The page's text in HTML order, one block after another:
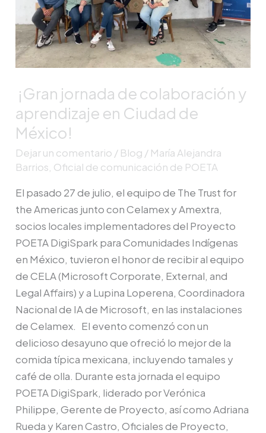
¡Gran jornada de colaboración y
aprendizaje en Ciudad de
México!
Dejar un comentario / Blog / María Alejandra
Barrios, Oficial de comunicación de POETA
El pasado 27 de julio, el equipo de The Trust for
the Americas junto con Celamex y Amextra,
socios locales implementadores del Proyecto
POETA DigiSpark para Comunidades Indígenas
en México, tuvieron el honor de recibir al equipo
de CELA (Microsoft Corporate, External, and
Legal Affairs) y a Lupina Loperena, Coordinadora
Nacional de IA de Microsoft, en las instalaciones
de Celamex. El evento comenzó con un
delicioso desayuno que ofreció lo mejor de la
comida típica mexicana, incluyendo tamales y
café de olla. Durante esta jornada el equipo
POETA DigiSpark, liderado por Verónica
Philippe, Gerente de Proyecto, así como Adriana
Rueda y Karen Castro, Oficiales de Proyecto,
Ciudad
de
México!